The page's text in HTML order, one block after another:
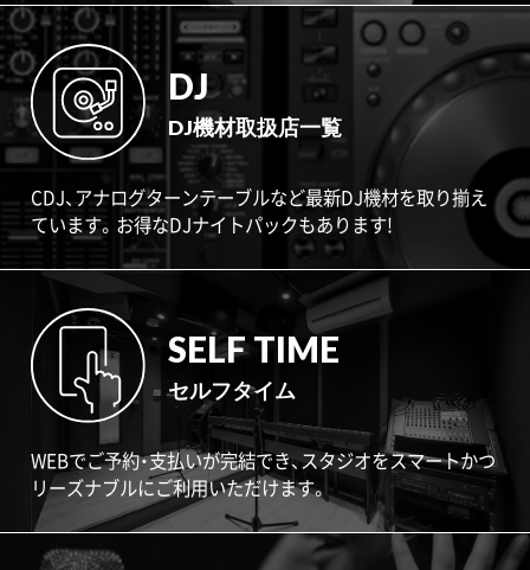
DJ
DJ機材取扱店一覧
CDJ、アナログターンテーブルなど最新DJ機材を取り揃え
ています。お得なDJナイトパックもあります!
SELF TIME
セルフタイム
WEBでご予約・支払いが完結でき、スタジオをスマートかつ
リーズナブルにご利用いただけます。